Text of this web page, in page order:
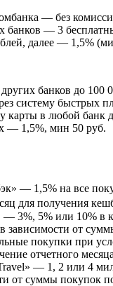
— без
банков — 3
далее — 1,5%
банков до 100
систему быстрых
карты в любой банк
— 1,5%, мин 50 руб.
— 1,5% на все
для получения
3%, 5% или 10% в
зависимости от
покупки при
отчетного
— 1, 2 или 4
от суммы покупок